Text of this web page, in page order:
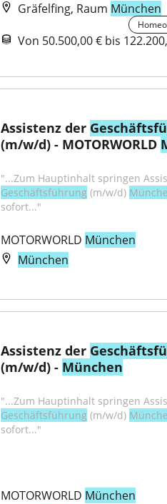
Gräfelfing, Raum München
Von 50.500,00 € bis
Assistenz der
(m/w/d) - MOTORWORLD
Geschäftsführung (m/w/d)
sofort..."
MOTORWORLD München
München
Assistenz der
(m/w/d) - München
Geschäftsführung (m/w/d)
sofort..."
MOTORWORLD München